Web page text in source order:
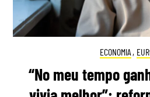
ECONOMIA ,
“No meu tempo